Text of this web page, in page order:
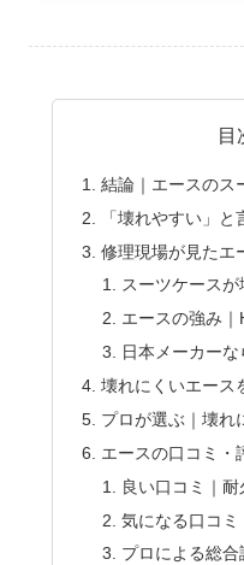
目
結論｜エースのス
「壊れやすい」
修理現場が見たエ
スーツケース
エースの強み
日本メーカー
壊れにくいエース
プロが選ぶ｜壊れ
エースの口コミ・
良い口コミ｜
気になる口コ
プロによる総合